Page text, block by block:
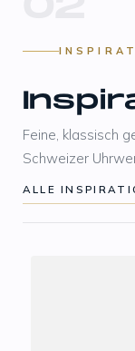
Feine, klassisch
Schweizer
ALLE